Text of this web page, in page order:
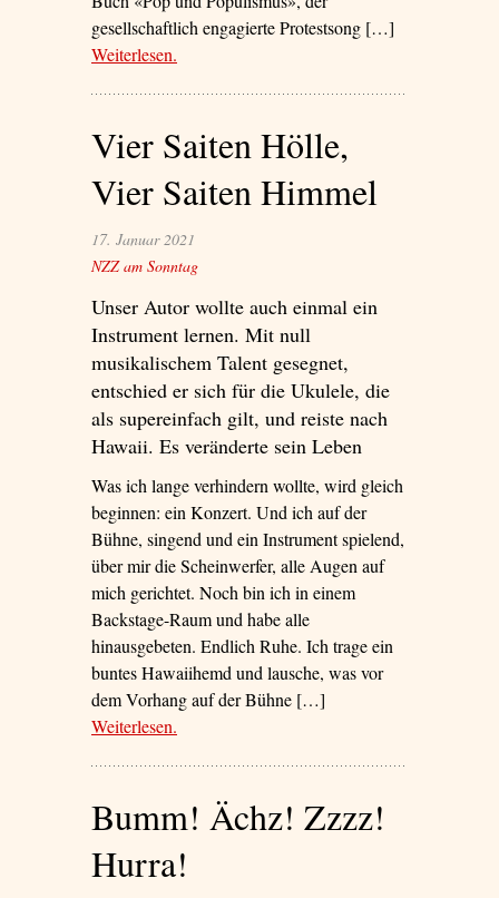
gesellschaftlich engagierte Protestsong […]
Weiterlesen– ‘Warum die Protestsongs zurück sind – und
.
Vier Saiten Hölle,
Vier Saiten Himmel
17. Januar 2021
NZZ am Sonntag
Unser Autor wollte auch einmal ein
Instrument lernen. Mit null
musikalischem Talent gesegnet,
entschied er sich für die Ukulele, die
als supereinfach gilt, und reiste nach
Hawaii. Es veränderte sein Leben
Was ich lange verhindern wollte, wird gleich
beginnen: ein Konzert. Und ich auf der
Bühne, singend und ein Instrument spielend,
über mir die Scheinwerfer, alle Augen auf
mich gerichtet. Noch bin ich in einem
Backstage-Raum und habe alle
hinausgebeten. Endlich Ruhe. Ich trage ein
buntes Hawaiihemd und lausche, was vor
dem Vorhang auf der Bühne […]
Weiterlesen– ‘Vier Saiten Hölle, Vier Saiten Himmel’
.
Bumm! Ächz! Zzzz!
Hurra!